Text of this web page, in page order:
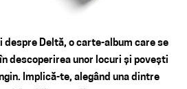
Deltă, o carte-album care se
descoperirea unor locuri și povești
Implică-te, alegând una dintre